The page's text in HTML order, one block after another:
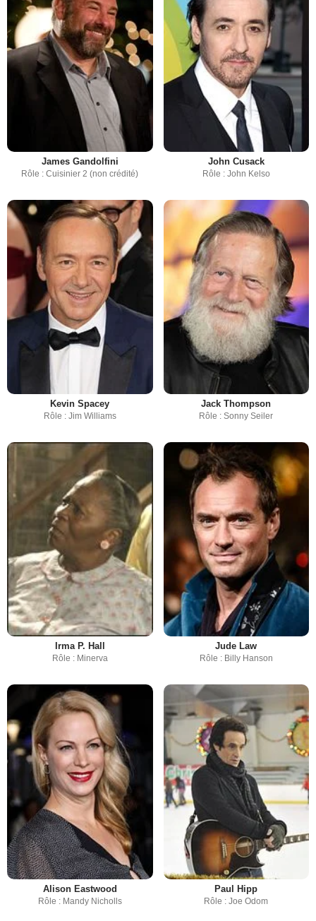
James Gandolfini
Rôle : Cuisinier 2 (non crédité)
John Cusack
Rôle : John Kelso
Kevin Spacey
Rôle : Jim Williams
Jack Thompson
Rôle : Sonny Seiler
Irma P. Hall
Rôle : Minerva
Jude Law
Rôle : Billy Hanson
Alison Eastwood
Rôle : Mandy Nicholls
Paul Hipp
Rôle : Joe Odom